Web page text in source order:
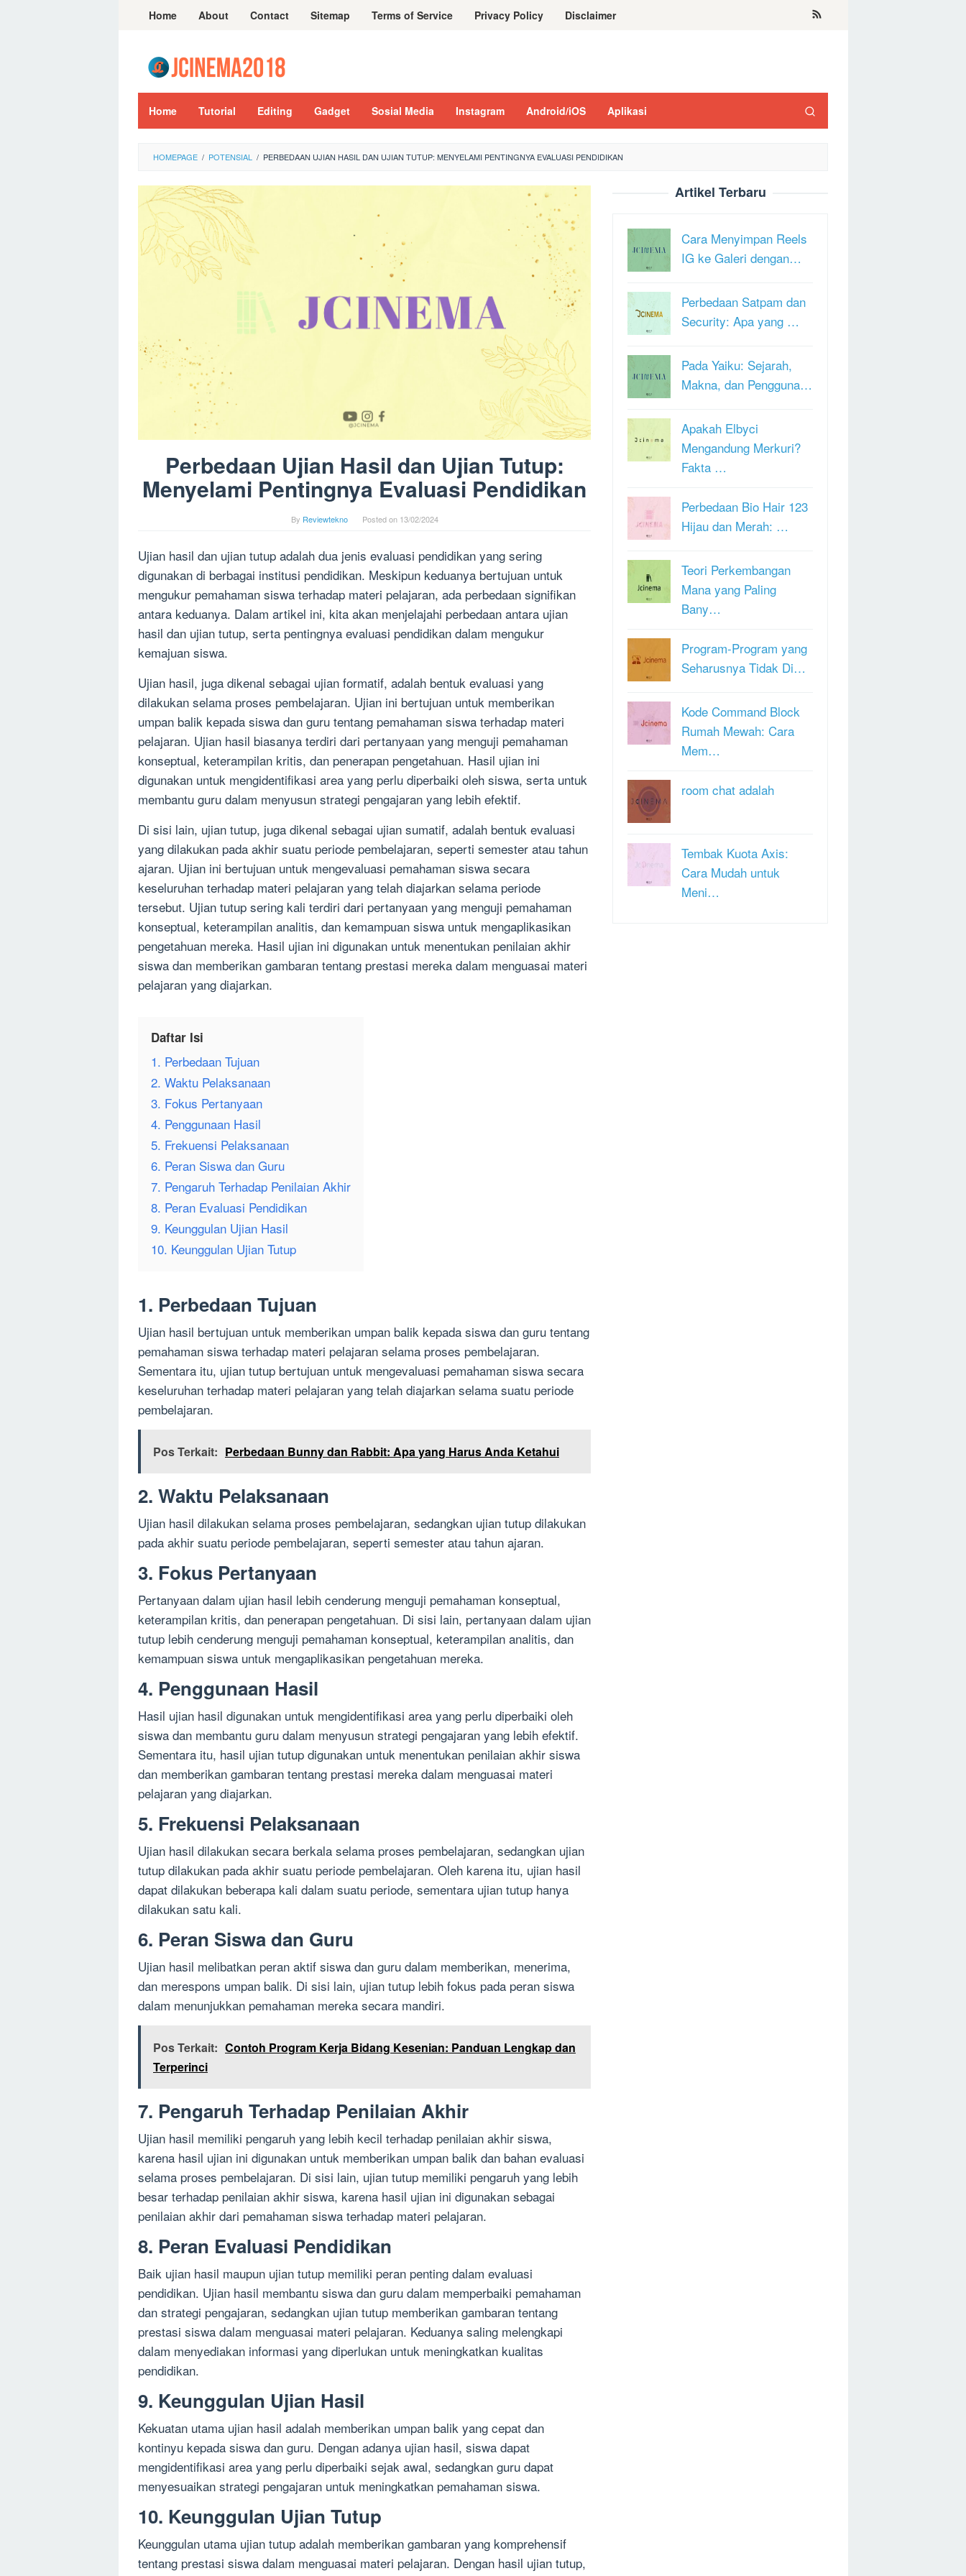
Home About Contact Sitemap Terms of Service Privacy Policy Disclaimer
Home Tutorial Editing Gadget Sosial Media Instagram Android/iOS Aplikasi
HOMEPAGE / POTENSIAL / PERBEDAAN UJIAN HASIL DAN UJIAN TUTUP: MENYELAMI PENTINGNYA EVALUASI PENDIDIKAN
Perbedaan Ujian Hasil dan Ujian Tutup:
Menyelami Pentingnya Evaluasi Pendidikan
By Reviewtekno Posted on 13/02/2024
Ujian hasil dan ujian tutup adalah dua jenis evaluasi pendidikan yang sering
digunakan di berbagai institusi pendidikan. Meskipun keduanya bertujuan untuk
mengukur pemahaman siswa terhadap materi pelajaran, ada perbedaan signifikan
antara keduanya. Dalam artikel ini, kita akan menjelajahi perbedaan antara ujian
hasil dan ujian tutup, serta pentingnya evaluasi pendidikan dalam mengukur
kemajuan siswa.
Ujian hasil, juga dikenal sebagai ujian formatif, adalah bentuk evaluasi yang
dilakukan selama proses pembelajaran. Ujian ini bertujuan untuk memberikan
umpan balik kepada siswa dan guru tentang pemahaman siswa terhadap materi
pelajaran. Ujian hasil biasanya terdiri dari pertanyaan yang menguji pemahaman
konseptual, keterampilan kritis, dan penerapan pengetahuan. Hasil ujian ini
digunakan untuk mengidentifikasi area yang perlu diperbaiki oleh siswa, serta untuk
membantu guru dalam menyusun strategi pengajaran yang lebih efektif.
Di sisi lain, ujian tutup, juga dikenal sebagai ujian sumatif, adalah bentuk evaluasi
yang dilakukan pada akhir suatu periode pembelajaran, seperti semester atau tahun
ajaran. Ujian ini bertujuan untuk mengevaluasi pemahaman siswa secara
keseluruhan terhadap materi pelajaran yang telah diajarkan selama periode
tersebut. Ujian tutup sering kali terdiri dari pertanyaan yang menguji pemahaman
konseptual, keterampilan analitis, dan kemampuan siswa untuk mengaplikasikan
pengetahuan mereka. Hasil ujian ini digunakan untuk menentukan penilaian akhir
siswa dan memberikan gambaran tentang prestasi mereka dalam menguasai materi
pelajaran yang diajarkan.
Daftar Isi
1. Perbedaan Tujuan
2. Waktu Pelaksanaan
3. Fokus Pertanyaan
4. Penggunaan Hasil
5. Frekuensi Pelaksanaan
6. Peran Siswa dan Guru
7. Pengaruh Terhadap Penilaian Akhir
8. Peran Evaluasi Pendidikan
9. Keunggulan Ujian Hasil
10. Keunggulan Ujian Tutup
1. Perbedaan Tujuan
Ujian hasil bertujuan untuk memberikan umpan balik kepada siswa dan guru tentang
pemahaman siswa terhadap materi pelajaran selama proses pembelajaran.
Sementara itu, ujian tutup bertujuan untuk mengevaluasi pemahaman siswa secara
keseluruhan terhadap materi pelajaran yang telah diajarkan selama suatu periode
pembelajaran.
Pos Terkait: Perbedaan Bunny dan Rabbit: Apa yang Harus Anda Ketahui
2. Waktu Pelaksanaan
Ujian hasil dilakukan selama proses pembelajaran, sedangkan ujian tutup dilakukan
pada akhir suatu periode pembelajaran, seperti semester atau tahun ajaran.
3. Fokus Pertanyaan
Pertanyaan dalam ujian hasil lebih cenderung menguji pemahaman konseptual,
keterampilan kritis, dan penerapan pengetahuan. Di sisi lain, pertanyaan dalam ujian
tutup lebih cenderung menguji pemahaman konseptual, keterampilan analitis, dan
kemampuan siswa untuk mengaplikasikan pengetahuan mereka.
4. Penggunaan Hasil
Hasil ujian hasil digunakan untuk mengidentifikasi area yang perlu diperbaiki oleh
siswa dan membantu guru dalam menyusun strategi pengajaran yang lebih efektif.
Sementara itu, hasil ujian tutup digunakan untuk menentukan penilaian akhir siswa
dan memberikan gambaran tentang prestasi mereka dalam menguasai materi
pelajaran yang diajarkan.
5. Frekuensi Pelaksanaan
Ujian hasil dilakukan secara berkala selama proses pembelajaran, sedangkan ujian
tutup dilakukan pada akhir suatu periode pembelajaran. Oleh karena itu, ujian hasil
dapat dilakukan beberapa kali dalam suatu periode, sementara ujian tutup hanya
dilakukan satu kali.
6. Peran Siswa dan Guru
Ujian hasil melibatkan peran aktif siswa dan guru dalam memberikan, menerima,
dan merespons umpan balik. Di sisi lain, ujian tutup lebih fokus pada peran siswa
dalam menunjukkan pemahaman mereka secara mandiri.
Pos Terkait: Contoh Program Kerja Bidang Kesenian: Panduan Lengkap dan
Terperinci
7. Pengaruh Terhadap Penilaian Akhir
Ujian hasil memiliki pengaruh yang lebih kecil terhadap penilaian akhir siswa,
karena hasil ujian ini digunakan untuk memberikan umpan balik dan bahan evaluasi
selama proses pembelajaran. Di sisi lain, ujian tutup memiliki pengaruh yang lebih
besar terhadap penilaian akhir siswa, karena hasil ujian ini digunakan sebagai
penilaian akhir dari pemahaman siswa terhadap materi pelajaran.
8. Peran Evaluasi Pendidikan
Baik ujian hasil maupun ujian tutup memiliki peran penting dalam evaluasi
pendidikan. Ujian hasil membantu siswa dan guru dalam memperbaiki pemahaman
dan strategi pengajaran, sedangkan ujian tutup memberikan gambaran tentang
prestasi siswa dalam menguasai materi pelajaran. Keduanya saling melengkapi
dalam menyediakan informasi yang diperlukan untuk meningkatkan kualitas
pendidikan.
9. Keunggulan Ujian Hasil
Kekuatan utama ujian hasil adalah memberikan umpan balik yang cepat dan
kontinyu kepada siswa dan guru. Dengan adanya ujian hasil, siswa dapat
mengidentifikasi area yang perlu diperbaiki sejak awal, sedangkan guru dapat
menyesuaikan strategi pengajaran untuk meningkatkan pemahaman siswa.
10. Keunggulan Ujian Tutup
Keunggulan utama ujian tutup adalah memberikan gambaran yang komprehensif
tentang prestasi siswa dalam menguasai materi pelajaran. Dengan hasil ujian tutup,
Artikel Terbaru
Cara Menyimpan Reels
IG ke Galeri dengan…
Perbedaan Satpam dan
Security: Apa yang …
Pada Yaiku: Sejarah,
Makna, dan Pengguna…
Apakah Elbyci
Mengandung Merkuri?
Fakta …
Perbedaan Bio Hair 123
Hijau dan Merah: …
Teori Perkembangan
Mana yang Paling
Bany…
Program-Program yang
Seharusnya Tidak Di…
Kode Command Block
Rumah Mewah: Cara
Mem…
room chat adalah
Tembak Kuota Axis:
Cara Mudah untuk
Meni…